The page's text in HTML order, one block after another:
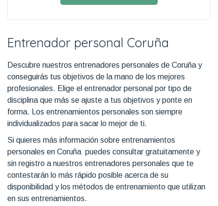
Entrenador personal Coruña
Descubre nuestros entrenadores personales de Coruña y
conseguirás tus objetivos de la mano de los mejores
profesionales. Elige el entrenador personal por tipo de
disciplina que más se ajuste a tus objetivos y ponte en
forma. Los entrenamientos personales son siempre
individualizados para sacar lo mejor de ti.
Si quieres más información sobre entrenamientos
personales en Coruña puedes consultar gratuitamente y
sin registro a nuestros entrenadores personales que te
contestarán lo más rápido posible acerca de su
disponibilidad y los métodos de entrenamiento que utilizan
en sus entrenamientos.